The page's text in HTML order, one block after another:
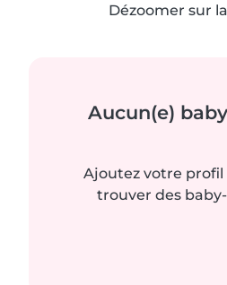
Dézoomer sur
Aucun(e)
Ajoutez votre
trouver des